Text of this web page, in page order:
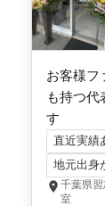
お客様フ
も持つ代
す
直近実績
地元出身
千葉県
室